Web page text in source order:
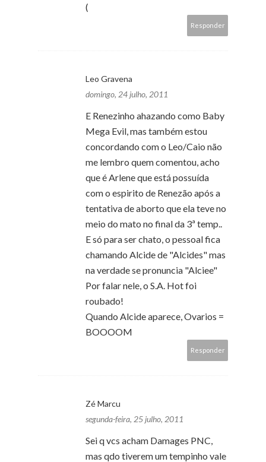
(
Responder
Leo Gravena
domingo, 24 julho, 2011
E Renezinho ahazando como Baby
Mega Evil, mas também estou
concordando com o Leo/Caio não
me lembro quem comentou, acho
que é Arlene que está possuída
com o espirito de Renezão após a
tentativa de aborto que ela teve no
meio do mato no final da 3ª temp..
E só para ser chato, o pessoal fica
chamando Alcide de "Alcides" mas
na verdade se pronuncia "Alciee"
Por falar nele, o S.A. Hot foi
roubado!
Quando Alcide aparece, Ovarios =
BOOOOM
Responder
Zé Marcu
segunda-feira, 25 julho, 2011
Sei q vcs acham Damages PNC,
mas qdo tiverem um tempinho vale